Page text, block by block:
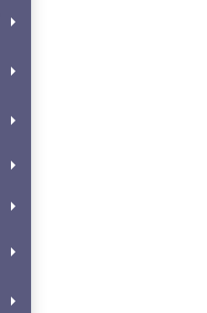
arrow_right
arrow_right
arrow_right
arrow_right
arrow_right
arrow_right
arrow_right